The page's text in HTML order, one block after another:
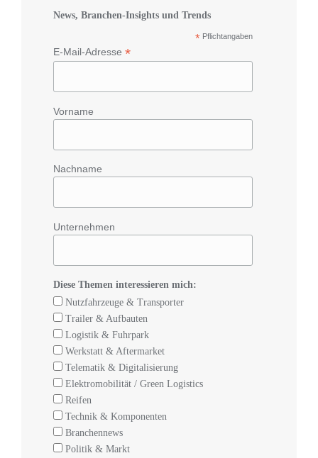
News, Branchen-Insights und Trends
* Pflichtangaben
E-Mail-Adresse *
Vorname
Nachname
Unternehmen
Diese Themen interessieren mich:
Nutzfahrzeuge & Transporter
Trailer & Aufbauten
Logistik & Fuhrpark
Werkstatt & Aftermarket
Telematik & Digitalisierung
Elektromobilität / Green Logistics
Reifen
Technik & Komponenten
Branchennews
Politik & Markt